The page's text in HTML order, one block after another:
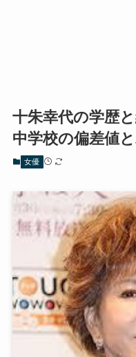
十朱幸代の学歴
中学校の偏差値
女優